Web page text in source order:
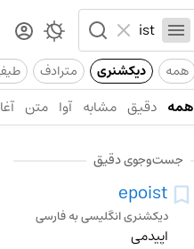
همه دیکشنری مترادف
همه دقیق مشابه آوا متن
جست‌وجوی دقیق
epoist
دیکشنری انگلیسی به فارسی
اپیدمی